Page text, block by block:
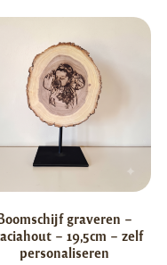
graveren –
– 19,5cm – zelf
personaliseren